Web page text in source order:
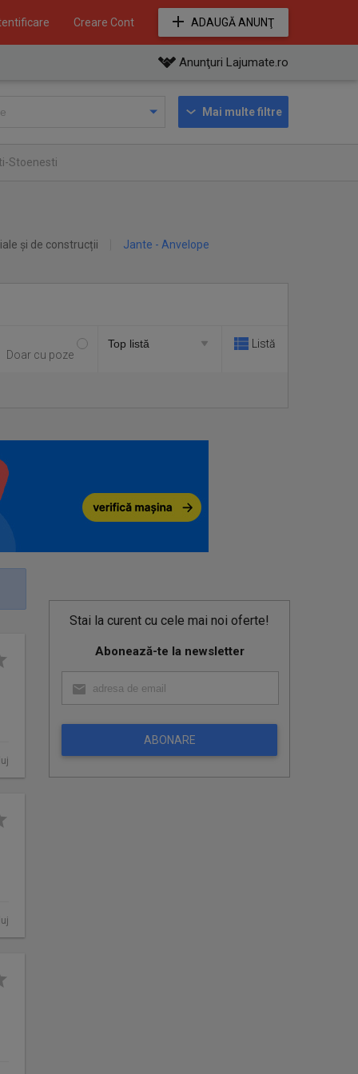
Creare Cont ADAUGĂ ANUNŢ
Anunţuri Lajumate.ro
Mai multe filtre
Stoenesti
și de construcții Jante - Anvelope
Doar cu poze
Listă
Stai la curent cu cele mai noi oferte!
Abonează-te la newsletter
ABONARE